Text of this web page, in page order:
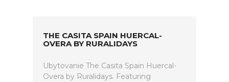
THE CASITA SPAIN HUERCAL-
OVERA BY RURALIDAYS
Ubytovanie The Casita Spain Huercal-
Overa by Ruralidays. Featuring